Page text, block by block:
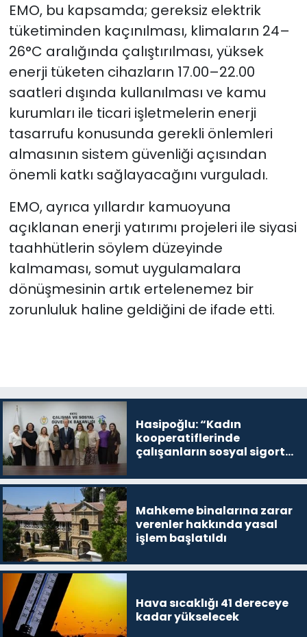
EMO, bu kapsamda; gereksiz elektrik
tüketiminden kaçınılması, klimaların 24–
26°C aralığında çalıştırılması, yüksek
enerji tüketen cihazların 17.00–22.00
saatleri dışında kullanılması ve kamu
kurumları ile ticari işletmelerin enerji
tasarrufu konusunda gerekli önlemleri
almasının sistem güvenliği açısından
önemli katkı sağlayacağını vurguladı.
EMO, ayrıca yıllardır kamuoyuna
açıklanan enerji yatırımı projeleri ile siyasi
taahhütlerin söylem düzeyinde
kalmaması, somut uygulamalara
dönüşmesinin artık ertelenemez bir
zorunluluk haline geldiğini de ifade etti.
Hasipoğlu: “Kadın
kooperatiflerinde
çalışanların sosyal sigorta
karşılayacağız”
Mahkeme binalarına zarar
verenler hakkında yasal
işlem başlatıldı
Hava sıcaklığı 41 dereceye
kadar yükselecek